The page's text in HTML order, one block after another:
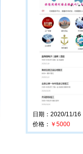
日期：2020/11/16
价格： ￥5000